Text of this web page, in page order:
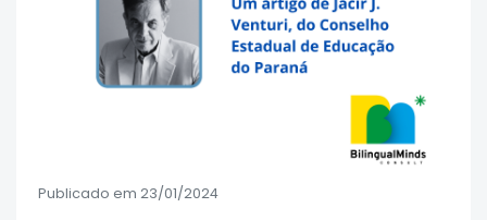
Publicado em 23/01/2024